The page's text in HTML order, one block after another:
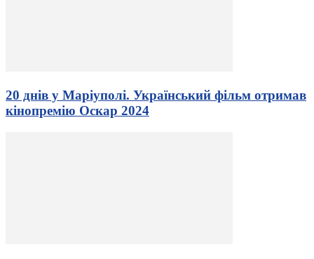
20 днів у Маріуполі. Український фільм отримав
кінопремію Оскар 2024